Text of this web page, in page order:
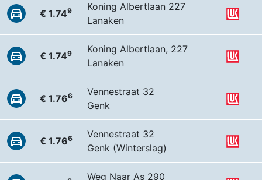
€ 1.749
Koning Albertlaan 227
Lanaken
€ 1.749
Koning Albertlaan, 227
Lanaken
€ 1.766
Vennestraat 32
Genk
€ 1.766
Vennestraat 32
Genk (Winterslag)
Weg Naar As 290